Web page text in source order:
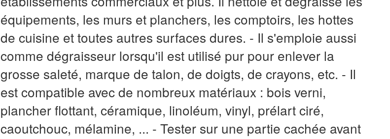
équipements, les murs et planchers, les comptoirs, les hottes
de cuisine et toutes autres surfaces dures. - Il s'emploie aussi
comme dégraisseur lorsqu'il est utilisé pur pour enlever la
grosse saleté, marque de talon, de doigts, de crayons, etc. - Il
est compatible avec de nombreux matériaux : bois verni,
plancher flottant, céramique, linoléum, vinyl, prélart ciré,
caoutchouc, mélamine, ... - Tester sur une partie cachée avant